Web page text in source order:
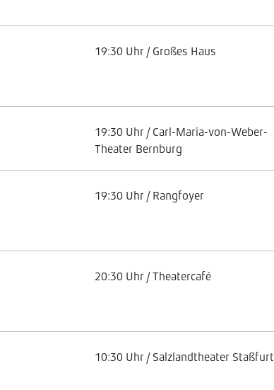
19:30 Uhr / Großes Haus
19:30 Uhr / Carl-Maria-von-Weber-
Theater Bernburg
19:30 Uhr / Rangfoyer
20:30 Uhr / Theatercafé
10:30 Uhr / Salzlandtheater Staßfurt